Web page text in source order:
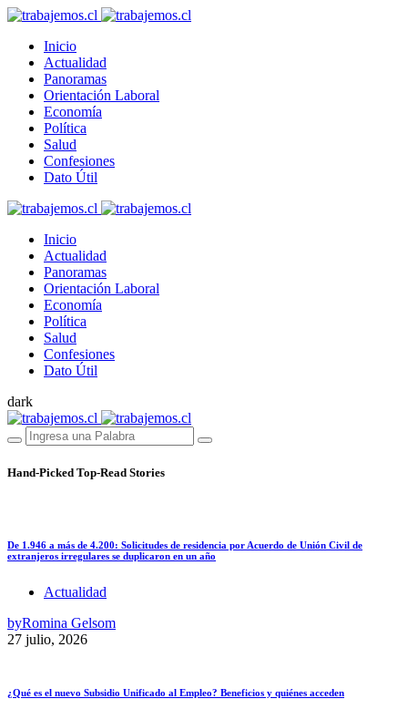
Inicio
Actualidad
Panoramas
Orientación Laboral
Economía
Política
Salud
Confesiones
Dato Útil
Inicio
Actualidad
Panoramas
Orientación Laboral
Economía
Política
Salud
Confesiones
Dato Útil
dark
Hand-Picked Top-Read Stories
De 1.946 a más de 4.200: Solicitudes de residencia por Acuerdo de Unión Civil de
extranjeros irregulares se duplicaron en un año
Actualidad
byRomina Gelsom
27 julio, 2026
¿Qué es el nuevo Subsidio Unificado al Empleo? Beneficios y quiénes acceden